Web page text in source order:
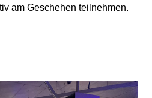
am Geschehen teilnehmen.